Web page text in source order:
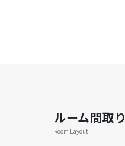
ルーム間取り
Room Layout